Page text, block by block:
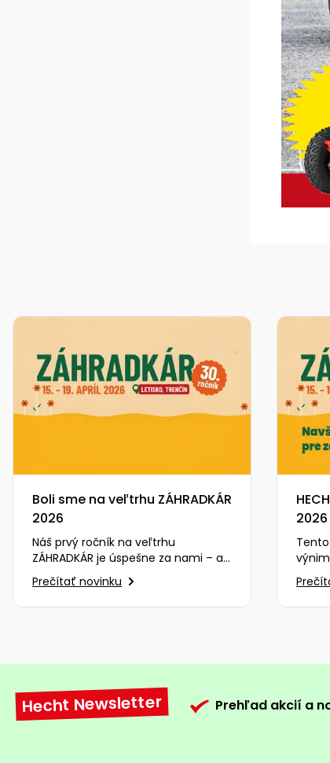
Boli sme na veľtrhu ZÁHRADKÁR
2026
Náš prvý ročník na veľtrhu
ZÁHRADKÁR je úspešne za nami – a
bol to zážitok, na ktorý budeme
ešte dlho spomínať. Na…
Prečítať novinku
Hecht Newsletter Prehľad akcií a